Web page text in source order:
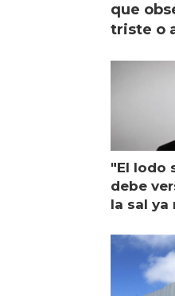
que
triste o
"El lodo
debe
la sal ya